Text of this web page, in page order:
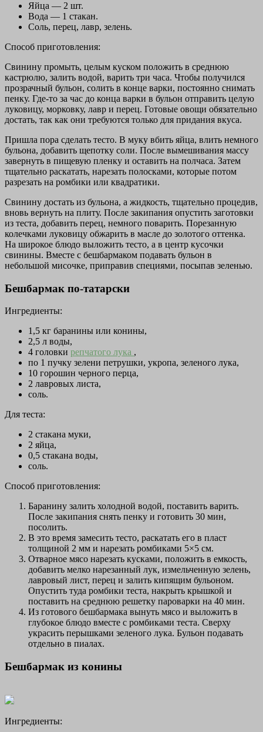
Яйца — 2 шт.
Вода — 1 стакан.
Соль, перец, лавр, зелень.
Способ приготовления:
Свинину промыть, целым куском положить в среднюю
кастрюлю, залить водой, варить три часа. Чтобы получился
прозрачный бульон, солить в конце варки, постоянно снимать
пенку. Где-то за час до конца варки в бульон отправить целую
луковицу, морковку, лавр и перец. Готовые овощи обязательно
достать, так как они требуются только для придания вкуса.
Пришла пора сделать тесто. В муку вбить яйца, влить немного
бульона, добавить щепотку соли. После вымешивания массу
завернуть в пищевую пленку и оставить на полчаса. Затем
тщательно раскатать, нарезать полосками, которые потом
разрезать на ромбики или квадратики.
Свинину достать из бульона, а жидкость, тщательно процедив,
вновь вернуть на плиту. После закипания опустить заготовки
из теста, добавить перец, немного поварить. Порезанную
колечками луковицу обжарить в масле до золотого оттенка.
На широкое блюдо выложить тесто, а в центр кусочки
свинины. Вместе с бешбармаком подавать бульон в
небольшой мисочке, приправив специями, посыпав зеленью.
Бешбармак по-татарски
Ингредиенты:
1,5 кг баранины или конины,
2,5 л воды,
4 головки репчатого лука ,
по 1 пучку зелени петрушки, укропа, зеленого лука,
10 горошин черного перца,
2 лавровых листа,
соль.
Для теста:
2 стакана муки,
2 яйца,
0,5 стакана воды,
соль.
Способ приготовления:
Баранину залить холодной водой, поставить варить.
После закипания снять пенку и готовить 30 мин,
посолить.
В это время замесить тесто, раскатать его в пласт
толщиной 2 мм и нарезать ромбиками 5×5 см.
Отварное мясо нарезать кусками, положить в емкость,
добавить мелко нарезанный лук, измельченную зелень,
лавровый лист, перец и залить кипящим бульоном.
Опустить туда ромбики теста, накрыть крышкой и
поставить на среднюю решетку пароварки на 40 мин.
Из готового бешбармака вынуть мясо и выложить в
глубокое блюдо вместе с ромбиками теста. Сверху
украсить перышками зеленого лука. Бульон подавать
отдельно в пиалах.
Бешбармак из конины
Ингредиенты: